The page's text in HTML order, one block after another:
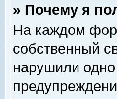
» Почему я
На каждом
собственный
нарушили